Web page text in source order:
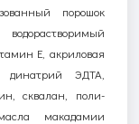
порошок
Е, акриловая
динатрий ЭДТА,
сквалан, поли-
макадамии